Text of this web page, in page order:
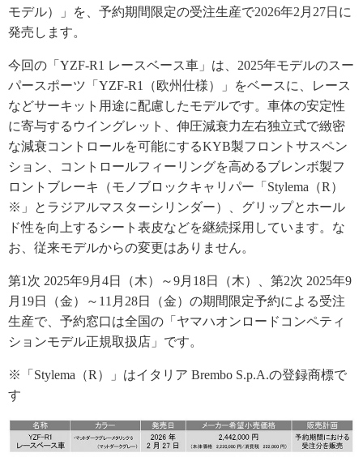
モデル）」を、予約期間限定の受注生産で2026年2月27日に
発売します。
今回の「YZF-R1 レースベース車」は、2025年モデルのスー
パースポーツ「YZF-R1（欧州仕様）」をベースに、レース
などサーキット用途に配慮したモデルです。車体の安定性
に寄与するウイングレット、伸圧減衰力左右独立式で緻密
な減衰コントロールを可能にするKYB製フロントサスペン
ション、コントロールフィーリングを高めるブレンボ製フ
ロントブレーキ（モノブロックキャリパー「Stylema（R）
※」とラジアルマスターシリンダー）、グリップとホール
ド性を向上するシート表皮などを継続採用しています。な
お、従来モデルからの変更はありません。
第1次 2025年9月4日（木）～9月18日（木）、第2次 2025年9
月19日（金）～11月28日（金）の期間限定予約による受注
生産で、予約窓口は全国の「ヤマハオンロードコンペティ
ションモデル正規取扱店」です。
※「Stylema（R）」はイタリア Brembo S.p.A.の登録商標で
す